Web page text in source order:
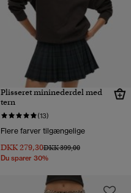
Plisseret mininederdel med
tern
(13)
Flere farver tilgængelige
DKK 279,30Pris nedsat fra
DKK 399,00til
Du sparer 30%